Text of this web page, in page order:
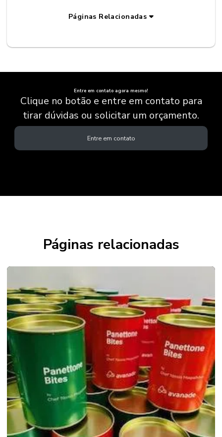
Páginas Relacionadas
Entre em contato agora mesmo!
Clique no botão e entre em contato para
tirar dúvidas ou solicitar um orçamento.
Entre em contato
Páginas relacionadas